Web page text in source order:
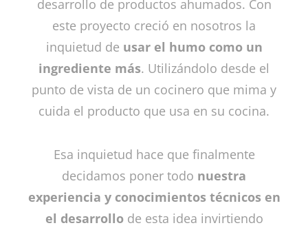
desarrollo de productos ahumados. Con
este proyecto creció en nosotros la
inquietud de usar el humo como un
ingrediente más. Utilizándolo desde el
punto de vista de un cocinero que mima y
cuida el producto que usa en su cocina.
Esa inquietud hace que finalmente
decidamos poner todo nuestra
experiencia y conocimientos técnicos en
el desarrollode esta idea invirtiendo